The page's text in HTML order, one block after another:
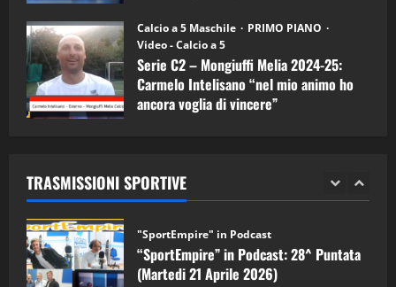
Calcio a 5 Maschile
PRIMO PIANO
Video - Calcio a 5
Serie C2 – Mongiuffi Melia 2024-25:
Carmelo Intelisano “nel mio animo ho
ancora voglia di vincere”
TRASMISSIONI SPORTIVE
1
“SportEmpire” in Podcast: 30^ Puntata
(Martedi 05 Maggio 2026)
08/05/2026
2 28/04/2026
"SportEmpire" in Podcast
“SportEmpire” in Podcast: 28^ Puntata
(Martedi 21 Aprile 2026)